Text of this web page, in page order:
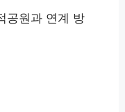
공원과 연계 방